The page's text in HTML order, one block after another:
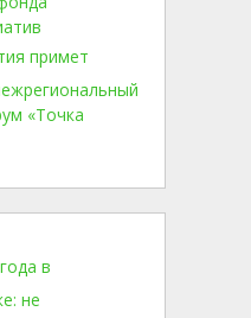
примет
«Точка
в
не